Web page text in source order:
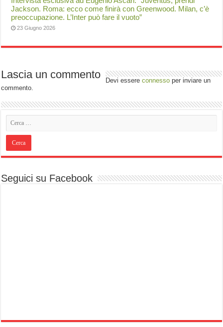
Jackson. Roma: ecco come finirà con Greenwood. Milan, c’è
preoccupazione. L’Inter può fare il vuoto”
23 Giugno 2026
Lascia un commento Devi essereconnesso per inviare un
commento.
Seguici su Facebook